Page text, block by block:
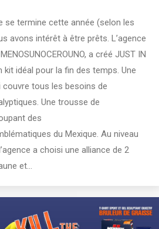
se termine cette année (selon les
avons intérêt à être prêts. L’agence
a créé JUST IN
kit idéal pour la fin des temps. Une
couvre tous les besoins de
Une trousse de
des
du Mexique. Au niveau
a choisi une alliance de 2
et…